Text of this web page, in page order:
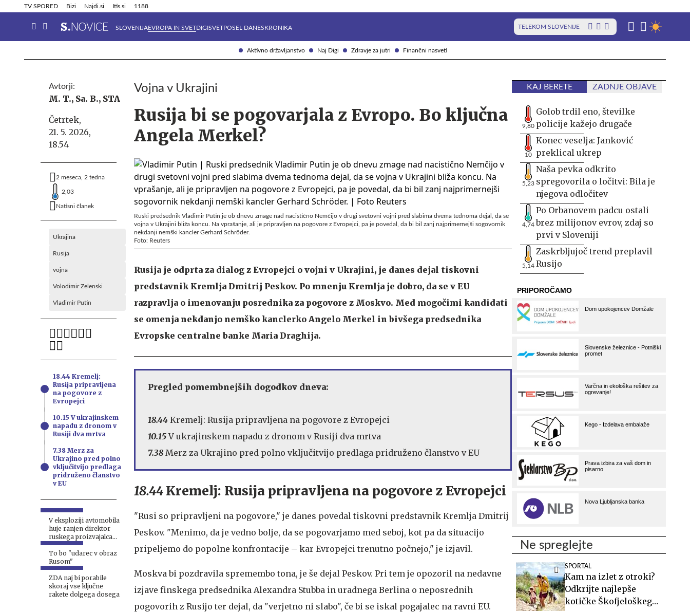
Aktivno državljanstvo Naj Digi Zdravje za jutri Finančni nasveti
TV SPORED Bizi Najdi.si Itis.si 1188
SLOVENIJAEVROPA IN SVETDIGISVETPOSEL DANESKRONIKA TELEKOM SLOVENIJE
Info in obvestila Tehnik
Avtorji:
M. T., Sa. B., STA
Četrtek,
21. 5. 2026,
18.54
2 meseca, 2 tedna
2,03
Natisni članek
Ukrajina
Rusija
vojna
Volodimir Zelenski
Vladimir Putin
18.44 Kremelj:
Rusija pripravljena
na pogovore z
Evropejci
10.15 V ukrajinskem
napadu z dronom v
Rusiji dva mrtva
7.38 Merz za
Ukrajino pred polno
vključitvijo predlaga
pridruženo članstvo
v EU
V eksploziji avtomobila
huje ranjen direktor
ruskega proizvajalca
dronov
To bo "udarec v obraz
Rusom"
ZDA naj bi porabile
skoraj vse ključne
rakete dolgega dosega
Vojna v Ukrajini
Rusija bi se pogovarjala z Evropo. Bo ključna
Angela Merkel?
Ruski predsednik Vladimir Putin je ob dnevu zmage nad nacistično Nemčijo v drugi svetovni vojni pred slabima dvema tednoma dejal, da se
vojna v Ukrajini bliža koncu. Na vprašanje, ali je pripravljen na pogovore z Evropejci, pa je povedal, da bi bil zanj najprimernejši sogovornik
nekdanji nemški kancler Gerhard Schröder.
Foto: Reuters
Rusija je odprta za dialog z Evropejci o vojni v Ukrajini, je danes dejal tiskovni
predstavnik Kremlja Dmitrij Peskov. Po mnenju Kremlja je dobro, da se v EU
razpravlja o imenovanju posrednika za pogovore z Moskvo. Med mogočimi kandidati
se omenja nekdanjo nemško kanclerko Angelo Merkel in bivšega predsednika
Evropske centralne banke Maria Draghija.
Pregled pomembnejših dogodkov dneva:
18.44 Kremelj: Rusija pripravljena na pogovore z Evropejci
10.15V ukrajinskem napadu z dronom v Rusiji dva mrtva
7.38 Merz za Ukrajino pred polno vključitvijo predlaga pridruženo članstvo v EU
18.44Kremelj: Rusija pripravljena na pogovore z Evropejci
"Rusi so pripravljeni na pogovore," je danes povedal tiskovni predstavnik Kremlja Dmitrij
Peskov. "Menimo, da je vedno bolje, da se pogovarjamo med seboj, kot pa da situacijo
pripeljemo do popolne konfrontacije – kar Evropejci trenutno počnejo," je izjavil.
Moskva bi pozdravila spremembo tona, je še dejal Peskov. Pri tem je opozoril na nedavne
izjave finskega predsednika Alexandra Stubba in uradnega Berlina o neposrednih
pogovorih z Rusijo ter dejal, da "verjetno ni slabo", če bi se iskal pogajalec na ravni EU.
KAJ BERETE ZADNJE OBJAVE
9,80
Golob trdil eno, številke
policije kažejo drugače
10
Konec veselja: Janković
preklical ukrep
5,23
Naša pevka odkrito
spregovorila o ločitvi: Bila je
njegova odločitev
4,74
Po Orbanovem padcu ostali
brez milijonov evrov, zdaj so
prvi v Sloveniji
5,14
Zaskrbljujoč trend preplavil
Rusijo
Ne spreglejte
SPORTAL
Kam na izlet z otroki?
Odkrijte najlepše
kotičke Škofjeloškega